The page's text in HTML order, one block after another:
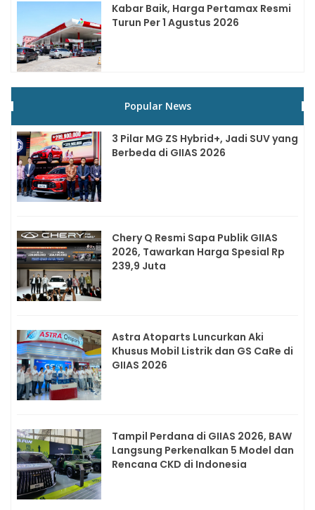
Kabar Baik, Harga Pertamax Resmi
Turun Per 1 Agustus 2026
Popular News
3 Pilar MG ZS Hybrid+, Jadi SUV yang
Berbeda di GIIAS 2026
Chery Q Resmi Sapa Publik GIIAS
2026, Tawarkan Harga Spesial Rp
239,9 Juta
Astra Atoparts Luncurkan Aki
Khusus Mobil Listrik dan GS CaRe di
GIIAS 2026
Tampil Perdana di GIIAS 2026, BAW
Langsung Perkenalkan 5 Model dan
Rencana CKD di Indonesia